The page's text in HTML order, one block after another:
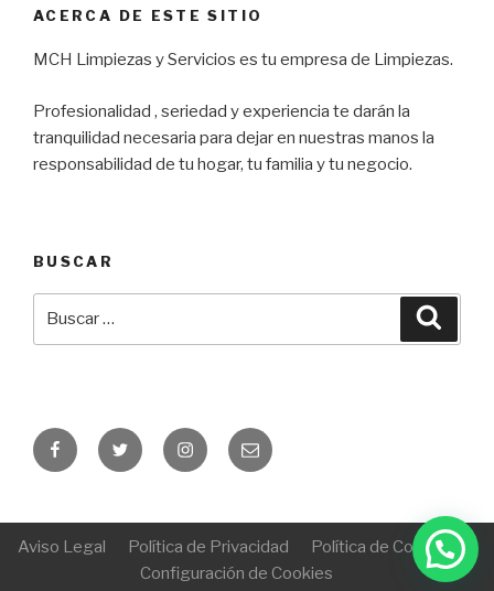
ACERCA DE ESTE SITIO
MCH Limpiezas y Servicios es tu empresa de Limpiezas.
Profesionalidad , seriedad y experiencia te darán la
tranquilidad necesaria para dejar en nuestras manos la
responsabilidad de tu hogar, tu familia y tu negocio.
BUSCAR
FacebookTwitter InstagramCorreo
electrónico
Aviso Legal Política de Privacidad
Política de Cookies
Configuración de Cookies